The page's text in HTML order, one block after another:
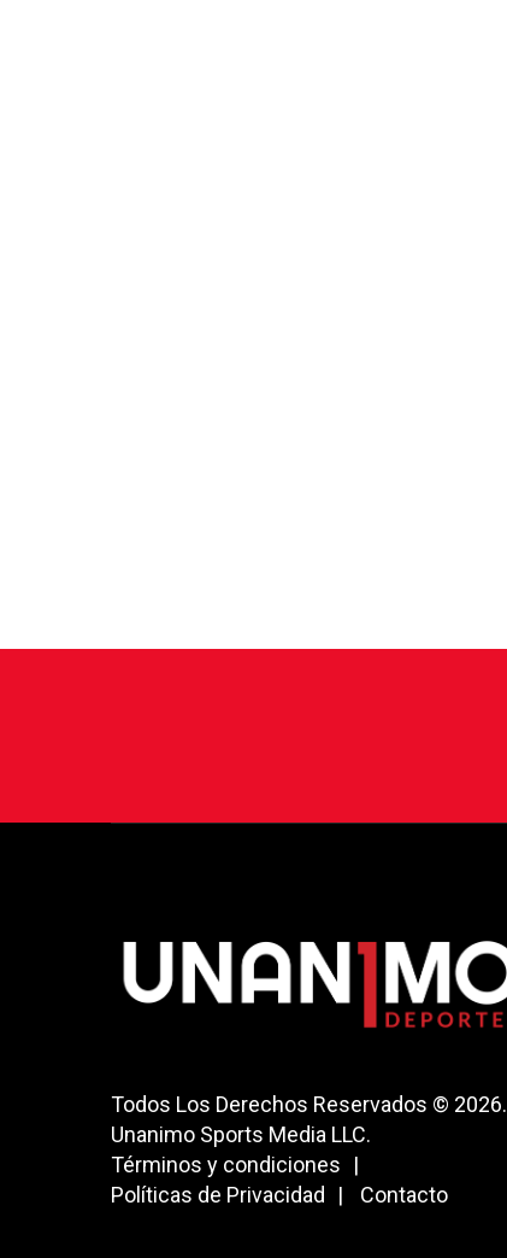
Todos Los Derechos Reservados © 2026.
Unanimo Sports Media LLC.
Términos y condiciones
Políticas de Privacidad
Contacto